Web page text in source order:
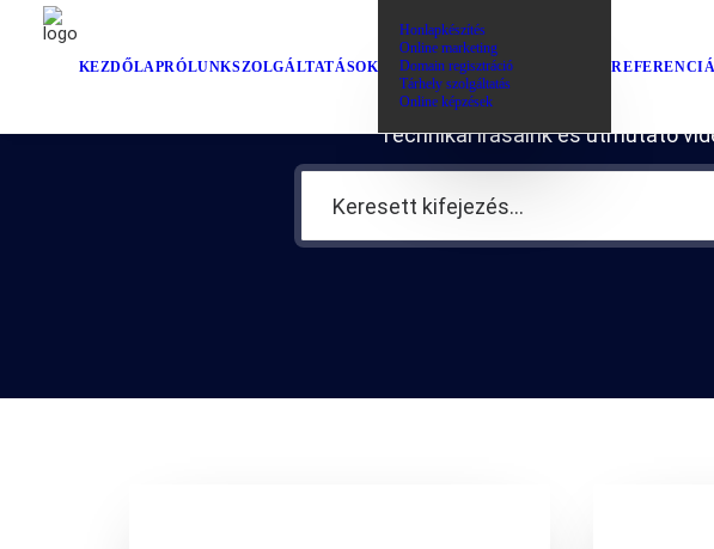
KEZDŐLAPRÓLUNKSZOLGÁLTATÁSOK
Honlapkészítés
Online marketing
Domain regisztráció
Tárhely szolgáltatás
Online képzések
Technikai írásaink és útmutató